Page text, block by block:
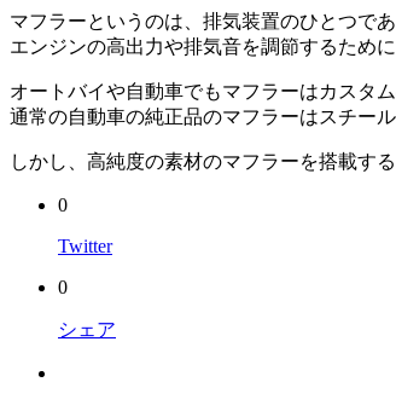
マフラーというのは、排気装置のひとつで
エンジンの高出力や排気音を調節するため
オートバイや自動車でもマフラーはカスタ
通常の自動車の純正品のマフラーはスチー
しかし、高純度の素材のマフラーを搭載す
0
Twitter
0
シェア